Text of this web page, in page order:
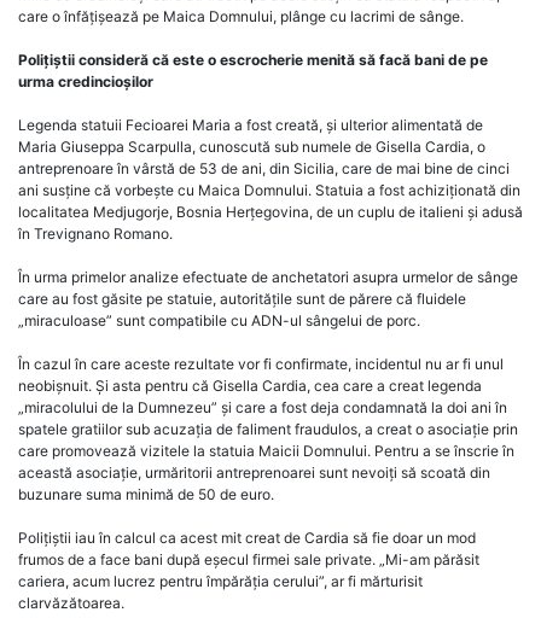
care o înfățișează pe Maica Domnului, plânge cu lacrimi de sânge.
Polițiștii consideră că este o escrocherie menită să facă bani de pe
urma credincioșilor
Legenda statuii Fecioarei Maria a fost creată, și ulterior alimentată de
Maria Giuseppa Scarpulla, cunoscută sub numele de Gisella Cardia, o
antreprenoare în vârstă de 53 de ani, din Sicilia, care de mai bine de cinci
ani susține că vorbește cu Maica Domnului. Statuia a fost achiziționată din
localitatea Medjugorje, Bosnia Herțegovina, de un cuplu de italieni și adusă
în Trevignano Romano.
În urma primelor analize efectuate de anchetatori asupra urmelor de sânge
care au fost găsite pe statuie, autoritățile sunt de părere că fluidele
„miraculoase” sunt compatibile cu ADN-ul sângelui de porc.
În cazul în care aceste rezultate vor fi confirmate, incidentul nu ar fi unul
neobișnuit. Și asta pentru că Gisella Cardia, cea care a creat legenda
„miracolului de la Dumnezeu” și care a fost deja condamnată la doi ani în
spatele gratiilor sub acuzația de faliment fraudulos, a creat o asociație prin
care promovează vizitele la statuia Maicii Domnului. Pentru a se înscrie în
această asociație, urmăritorii antreprenoarei sunt nevoiți să scoată din
buzunare suma minimă de 50 de euro.
Polițiștii iau în calcul ca acest mit creat de Cardia să fie doar un mod
frumos de a face bani după eșecul firmei sale private. „Mi-am părăsit
cariera, acum lucrez pentru împărăția cerului”, ar fi mărturisit
clarvăzătoarea.